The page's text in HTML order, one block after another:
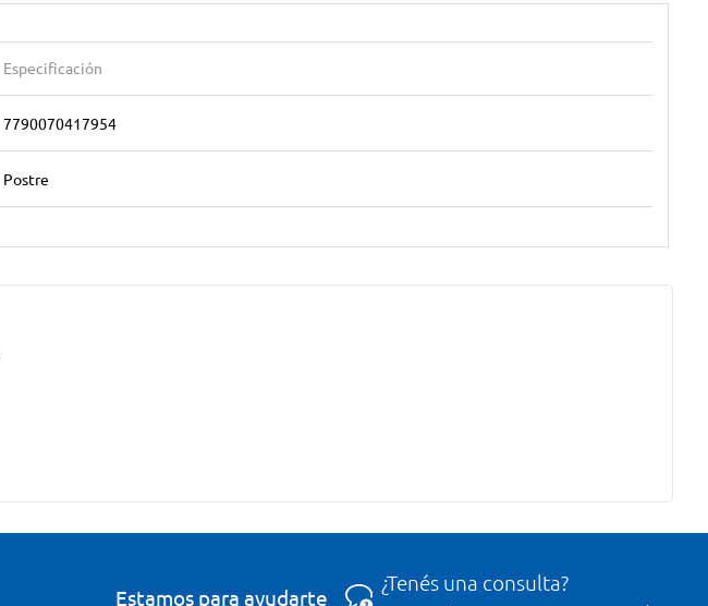
Especificación
7790070417954
Postre
Estamos para ayudarte
¿Tenés una consulta?